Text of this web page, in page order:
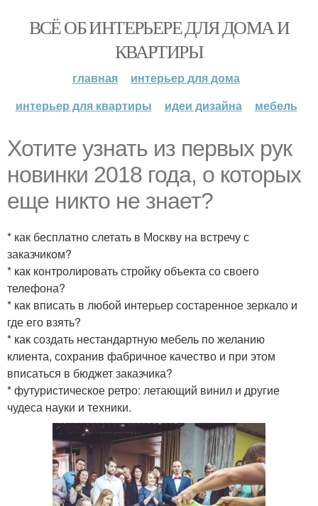
ВСЁ ОБ ИНТЕРЬЕРЕ ДЛЯ ДОМА И
КВАРТИРЫ
главная
интерьер для дома
интерьер для квартиры
идеи дизайна мебель
Хотите узнать из первых рук
новинки 2018 года, о которых
еще никто не знает?
* как бесплатно слетать в Москву на встречу с
заказчиком?
* как контролировать стройку объекта со своего
телефона?
* как вписать в любой интерьер состаренное зеркало и
где его взять?
* как создать нестандартную мебель по желанию
клиента, сохранив фабричное качество и при этом
вписаться в бюджет заказчика?
* футуристическое ретро: летающий винил и другие
чудеса науки и техники.